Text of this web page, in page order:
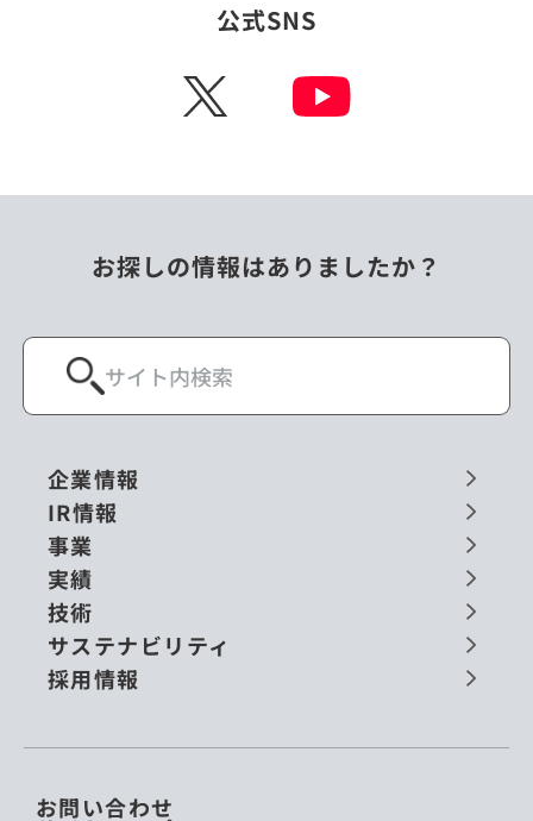
公式SNS
X
お探しの情報はありましたか？
企業情報
IR情報
事業
実績
技術
サステナビリティ
採用情報
お問い合わせ